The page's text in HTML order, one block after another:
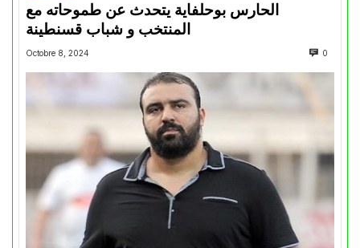
الحارس بوحلفاية يتحدث عن طموحاته مع
المنتخب و شباب قسنطينة
Octobre 8, 2024 0